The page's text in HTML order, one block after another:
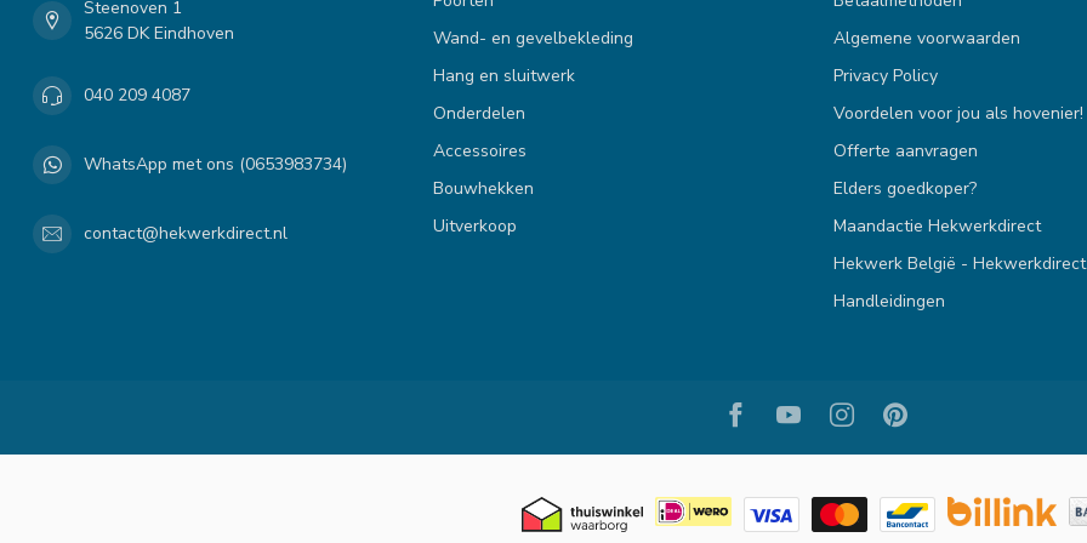
Steenoven 1
5626 DK Eindhoven
040 209 4087
WhatsApp met ons (0653983734)
contact@hekwerkdirect.nl
Wand- en gevelbekleding
Hang en sluitwerk
Onderdelen
Accessoires
Bouwhekken
Uitverkoop
Algemene voorwaarden
Privacy Policy
Voordelen voor jou als hovenier!
Offerte aanvragen
Elders goedkoper?
Maandactie Hekwerkdirect
Hekwerk België - Hekwerkdirect
Handleidingen